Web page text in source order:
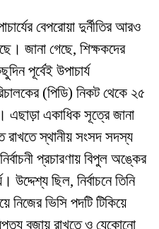
বেপরোয়া দুর্নীতির আরও
জানা গেছে, শিক্ষকদের
পূর্বেই উপাচার্য
(পিডি) নিকট থেকে ২৫
এছাড়া একাধিক সূত্রে জানা
রাখতে স্থানীয় সংসদ সদস্য
প্রচারণায় বিপুল অঙ্কের
উদ্দেশ্য ছিল, নির্বাচনে তিনি
নিজের ভিসি পদটি টিকিয়ে
বজায় রাখতে ও যেকোনো